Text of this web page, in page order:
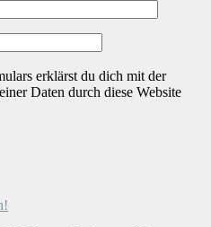
erklärst du dich mit der
Daten durch diese Website